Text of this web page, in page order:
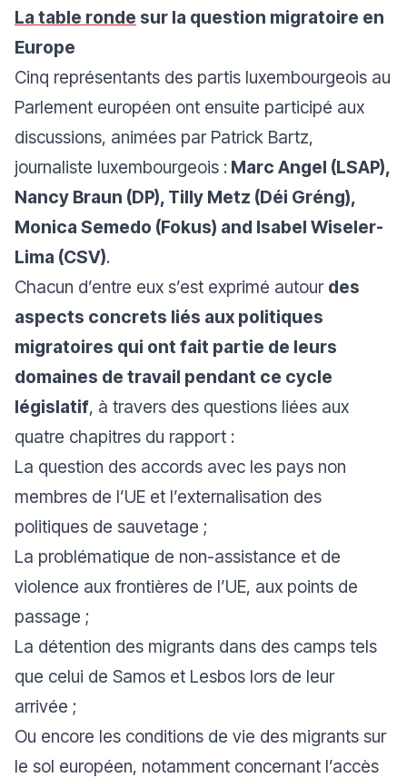
La table ronde sur la question migratoire en
Europe
Cinq représentants des partis luxembourgeois au
Parlement européen ont ensuite participé aux
discussions, animées par Patrick Bartz,
journaliste luxembourgeois : Marc Angel (LSAP),
Nancy Braun (DP), Tilly Metz (Déi Gréng),
Monica Semedo (Fokus) and Isabel Wiseler-
Lima (CSV).
Chacun d’entre eux s’est exprimé autour des
aspects concrets liés aux politiques
migratoires qui ont fait partie de leurs
domaines de travail pendant ce cycle
législatif, à travers des questions liées aux
quatre chapitres du rapport :
La question des accords avec les pays non
membres de l’UE et l’externalisation des
politiques de sauvetage ;
La problématique de non-assistance et de
violence aux frontières de l’UE, aux points de
passage ;
La détention des migrants dans des camps tels
que celui de Samos et Lesbos lors de leur
arrivée ;
Ou encore les conditions de vie des migrants sur
le sol européen, notamment concernant l’accès